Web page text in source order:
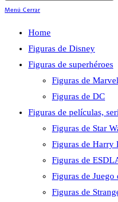
Menú Cerrar
Home
Figuras de Disney
Figuras de superhéroes
Figuras de Marvel
Figuras de DC
Figuras de películas,
Figuras de Star
Figuras de Harry
Figuras de
Figuras de Juego
Figuras de